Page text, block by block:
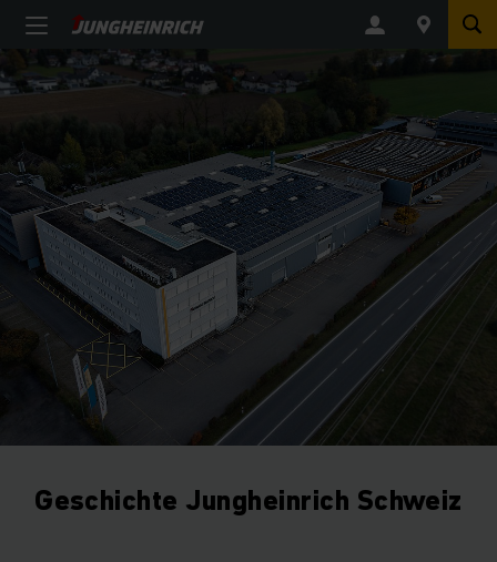
Geschichte Jungheinrich Schweiz